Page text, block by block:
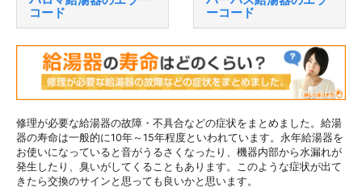
コード
ーコード
修理が必要な給湯器の故障・不具合などの症状をまとめました。給湯
器の寿命は一般的に10年～15年程度といわれています。永年給湯器を
お使いになっていると音がうるさくなったり、機器内部から水漏れが
発生したり、臭いがしてくることもあります。このような症状が出て
きたら交換のサインと思っても良いかと思います。